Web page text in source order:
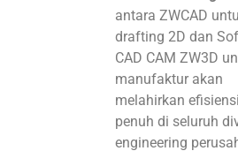
antara ZWCAD
drafting 2D dan
CAD CAM ZW3D
manufaktur akan
melahirkan efisiensi
penuh di seluruh
engineering